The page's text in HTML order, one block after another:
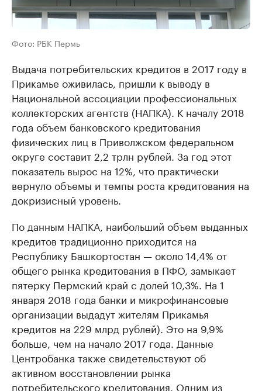
Фото: РБК Пермь
Выдача потребительских кредитов в 2017 году в
Прикамье оживилась, пришли к выводу в
Национальной ассоциации профессиональных
коллекторских агентств (НАПКА). К началу 2018
года объем банковского кредитования
физических лиц в Приволжском федеральном
округе составит 2,2 трлн рублей. За год этот
показатель вырос на 12%, что практически
вернуло объемы и темпы роста кредитования на
докризисный уровень.
По данным НАПКА, наибольший объем выданных
кредитов традиционно приходится на
Республику Башкортостан — около 14,4% от
общего рынка кредитования в ПФО, замыкает
пятерку Пермский край с долей 10,3%. На 1
января 2018 года банки и микрофинансовые
организации выдадут жителям Прикамья
кредитов на 229 млрд рублей). Это на 9,9%
больше, чем на начало 2017 года. Данные
Центробанка также свидетельствуют об
активном восстановлении рынка
потребительского кредитования. Одним из